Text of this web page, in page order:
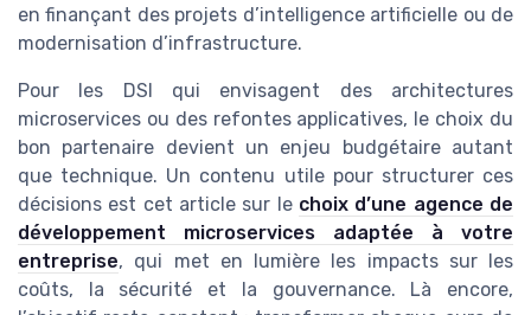
en finançant des projets d’intelligence artificielle ou de
modernisation d’infrastructure.
Pour les DSI qui envisagent des architectures
microservices ou des refontes applicatives, le choix du
bon partenaire devient un enjeu budgétaire autant
que technique. Un contenu utile pour structurer ces
décisions est cet article sur le choix d’une agence de
développement microservices adaptée à votre
entreprise, qui met en lumière les impacts sur les
coûts, la sécurité et la gouvernance. Là encore,